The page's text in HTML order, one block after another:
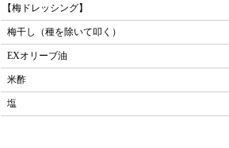
【梅ドレッシング】
梅干し（種を除いて叩く）
EXオリーブ油
米酢
塩